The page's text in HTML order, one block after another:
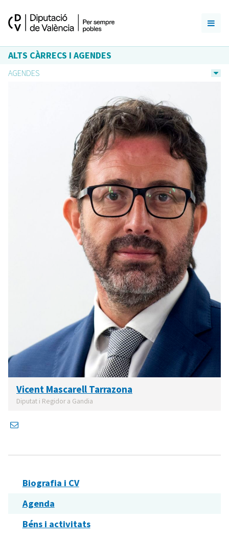
ALTS CÀRRECS I AGENDES
AGENDES
Vicent Mascarell Tarrazona
Diputat i Regidor a Gandia
Biografia i CV
Agenda
Béns i activitats